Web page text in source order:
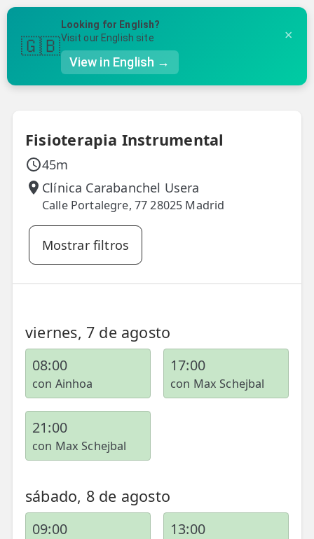
🤔 Preguntas Frecuentes
🔍 Buscador
🇬🇧 English
GENERAL
👩‍⚕️ Fisioterapeutas
💆‍♀️ Tratamientos
😓 Síntomas
📅 Pedir Cita
📰 Blog
🏢 Empresas
🔍 Buscador Clínicas
📍 Barrio del Pilar
Volver a ubicaciones
✓
2 3
Fisioterapia Instrumental
45m
Clínica Carabanchel Usera
Calle Portalegre, 77 28025 Madrid
Mostrar filtros
viernes, 7 de agosto
08:00
con Ainhoa
17:00
con Max Schejbal
21:00
con Max Schejbal
sábado, 8 de agosto
09:00 13:00
×
🇬🇧
Looking for English?
Visit our English site
View in English →